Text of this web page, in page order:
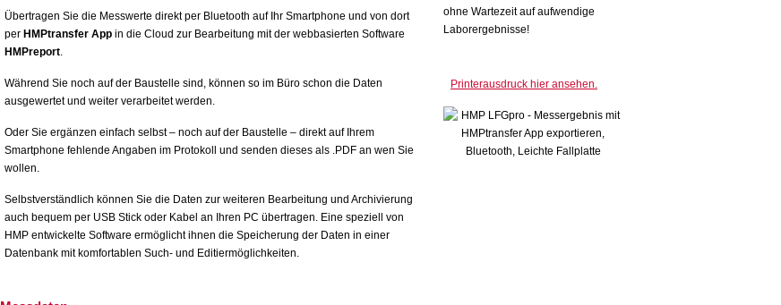
Übertragen Sie die Messwerte direkt per Bluetooth auf Ihr Smartphone und von dort
per HMPtransfer App in die Cloud zur Bearbeitung mit der webbasierten Software
HMPreport.
Während Sie noch auf der Baustelle sind, können so im Büro schon die Daten
ausgewertet und weiter verarbeitet werden.
Oder Sie ergänzen einfach selbst – noch auf der Baustelle – direkt auf Ihrem
Smartphone fehlende Angaben im Protokoll und senden dieses als .PDF an wen Sie
wollen.
Selbstverständlich können Sie die Daten zur weiteren Bearbeitung und Archivierung
auch bequem per USB Stick oder Kabel an Ihren PC übertragen. Eine speziell von
HMP entwickelte Software ermöglicht ihnen die Speicherung der Daten in einer
Datenbank mit komfortablen Such- und Editiermöglichkeiten.
Printerausdruck hier ansehen.